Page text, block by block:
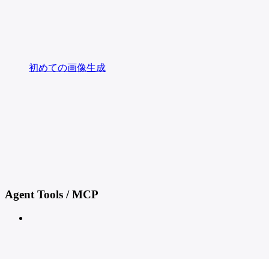
初めての画像生成
Agent Tools / MCP